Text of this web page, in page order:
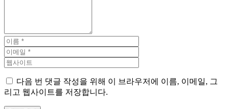
다음 번 댓글 작성을 위해 이 브라우저에 이름, 이메일, 그
리고 웹사이트를 저장합니다.